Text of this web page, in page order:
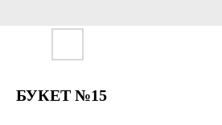
БУКЕТ №15